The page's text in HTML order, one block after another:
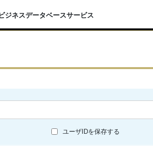
ジネスデータベースサービス
ユーザIDを保存する